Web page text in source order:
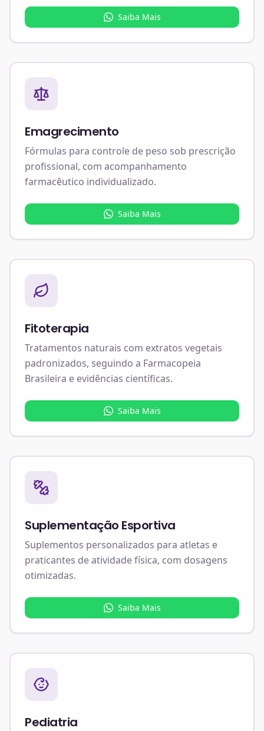
Saiba Mais
Emagrecimento
Fórmulas para controle de peso sob prescrição
profissional, com acompanhamento
farmacêutico individualizado.
Saiba Mais
Fitoterapia
Tratamentos naturais com extratos vegetais
padronizados, seguindo a Farmacopeia
Brasileira e evidências científicas.
Saiba Mais
Suplementação Esportiva
Suplementos personalizados para atletas e
praticantes de atividade física, com dosagens
otimizadas.
Saiba Mais
Pediatria